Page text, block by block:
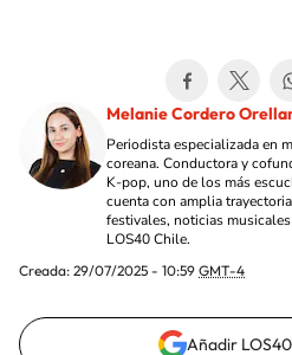
Melanie Cordero
Periodista especializada en
coreana. Conductora y
K-pop, uno de los más
cuenta con amplia
festivales, noticias
LOS40 Chile.
Creada: 29/07/2025 - 10:59 GMT-4
Añadir